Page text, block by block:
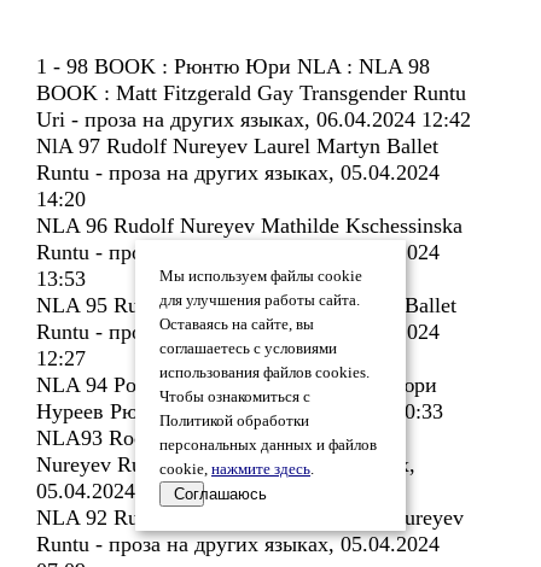
1 - 98 BOOK : Рюнтю Юри NLA : NLA 98
BOOK : Matt Fitzgerald Gay Transgender Runtu
Uri - проза на других языках, 06.04.2024 12:42
NlA 97 Rudolf Nureyev Laurel Martyn Ballet
Runtu - проза на других языках, 05.04.2024
14:20
NLA 96 Rudolf Nureyev Mathilde Kschessinska
Runtu - проза на других языках, 05.04.2024
13:53
NLA 95 Rudolf Nureyev Galina Ulanova Ballet
Runtu - проза на других языках, 05.04.2024
12:27
NLA 94 Рокидол и Cуперзвезда Меркьюри
Нуреев Рюнтю - мемуары, 05.04.2024 10:33
NLA93 Rockidol and Superstar Mercury
Nureyev Runtu - проза на других языках,
05.04.2024 10:30
NLA 92 Rudi Noureev sans maquillage Nureyev
Runtu - проза на других языках, 05.04.2024
Мы используем файлы cookie
для улучшения работы сайта.
Оставаясь на сайте, вы
соглашаетесь с условиями
использования файлов cookies.
Чтобы ознакомиться с
Политикой обработки
персональных данных и файлов
cookie, нажмите здесь.
Соглашаюсь